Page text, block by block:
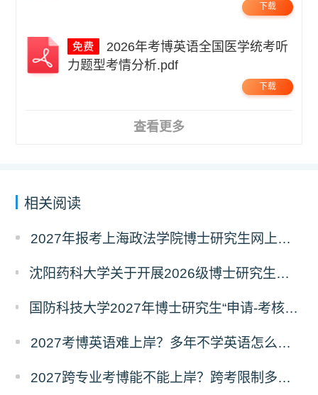
下载
力题型考情分析.pdf
下载
查看更多
相关阅读
2027年报考上海政法学院博士研究生网上报名公告
沈阳药科大学关于开展2026级博士研究生录取后信息采集及档案调取等相关工作的通知
国防科技大学2027年博士研究生“申请-考核”制招生专业基础笔试考试大纲
2027考博英语难上岸？多年不学英语怎么备考？
2027跨专业考博能不能上岸？跨考限制多不多？